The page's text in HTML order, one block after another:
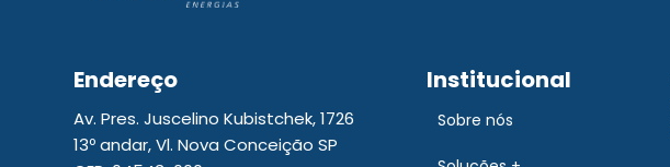
Endereço
Av. Pres. Juscelino Kubistchek, 1726
13º andar, Vl. Nova Conceição SP
Institucional
Sobre nós